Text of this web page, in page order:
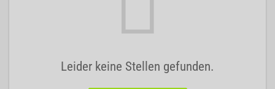
Leider keine Stellen gefunden.